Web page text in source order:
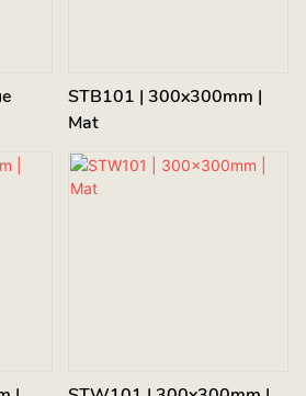
–
STB101 | 300x300mm |
Mat